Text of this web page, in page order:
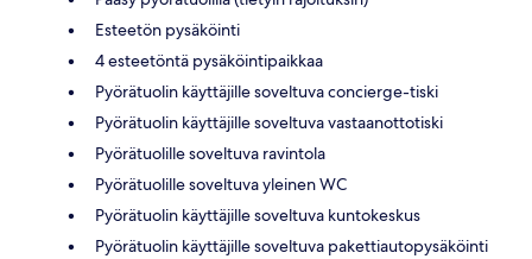
Esteetön pysäköinti
4 esteetöntä pysäköintipaikkaa
Pyörätuolin käyttäjille soveltuva concierge-tiski
Pyörätuolin käyttäjille soveltuva vastaanottotiski
Pyörätuolille soveltuva ravintola
Pyörätuolille soveltuva yleinen WC
Pyörätuolin käyttäjille soveltuva kuntokeskus
Pyörätuolin käyttäjille soveltuva pakettiautopysäköinti